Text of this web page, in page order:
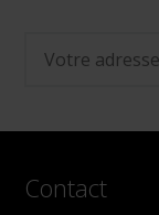
Contact